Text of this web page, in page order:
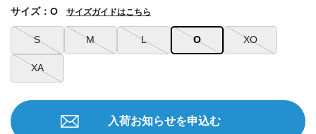
S M L O XO
XA
サイズ：O サイズガイドはこちら
入荷お知らせを申込む